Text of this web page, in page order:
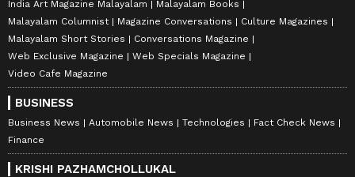
India Art Magazine Malayalam
Malayalam Books
Malayalam Columnist
Magazine Conversations
Culture Magazines
Malayalam Short Stories
Conversations Magazine
Web Exclusive Magazine
Web Specials Magazine
Video Cafe Magazine
BUSINESS
Business News Automobile News Technologies
Fact Check News
Finance
KRISHI PAZHAMCHOLLUKAL